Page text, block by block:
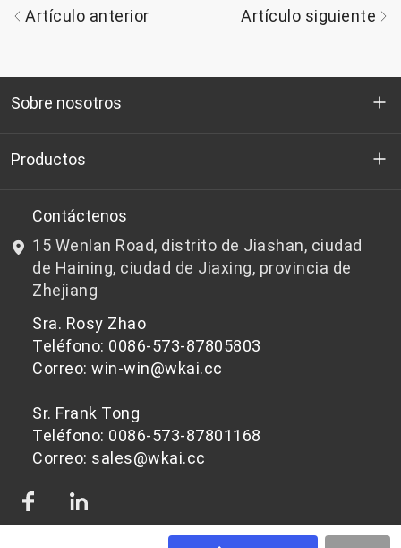
Artículo anterior Artículo siguiente
Sobre nosotros
Quienes somos
I+D
Noticias y Eventos
política de privacidad
Productos
Chips de PET aptos para botellas
Chips de PET que no son aptos para botellas
Contáctenos
15 Wenlan Road, distrito de Jiashan, ciudad
de Haining, ciudad de Jiaxing, provincia de
Zhejiang
Sra. Rosy Zhao
Teléfono: 0086-573-87805803
Correo: win-win@wkai.cc
Sr. Frank Tong
Teléfono: 0086-573-87801168
Correo: sales@wkai.cc